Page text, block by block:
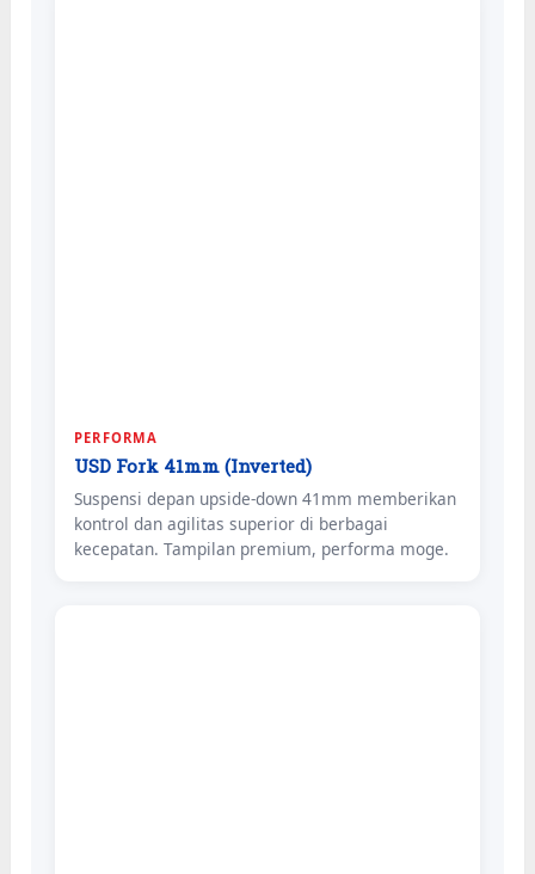
PERFORMA
USD Fork 41mm (Inverted)
Suspensi depan upside-down 41mm memberikan
kontrol dan agilitas superior di berbagai
kecepatan. Tampilan premium, performa moge.